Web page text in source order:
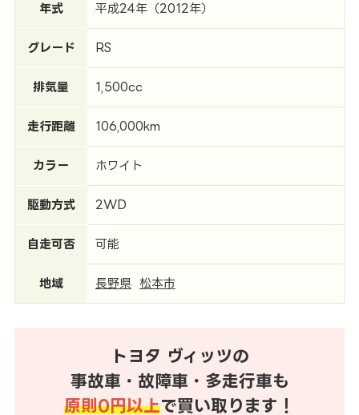
年式 平成24年（2012年）
グレード RS
排気量 1,500cc
走行距離 106,000km
カラー ホワイト
駆動方式 2WD
自走可否 可能
地域 長野県 松本市
トヨタ ヴィッツの
事故車・故障車・多走行車も
原則0円以上で買い取ります！